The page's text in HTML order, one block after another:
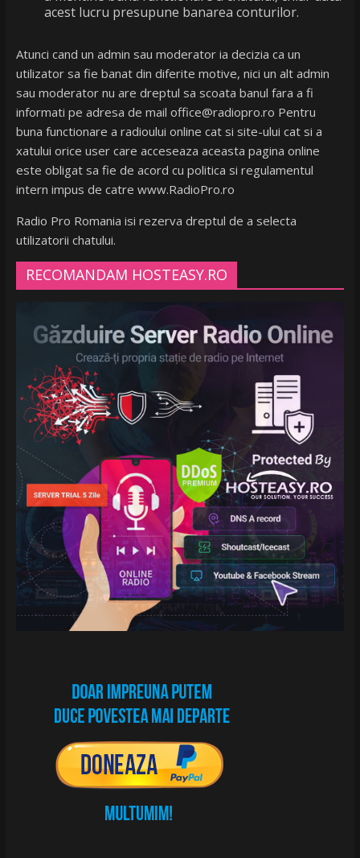
acest lucru presupune banarea conturilor.
Atunci cand un admin sau moderator ia decizia ca un
utilizator sa fie banat din diferite motive, nici un alt admin
sau moderator nu are dreptul sa scoata banul fara a fi
informati pe adresa de mail office@radiopro.ro Pentru
buna functionare a radioului online cat si site-ului cat si a
xatului orice user care acceseaza aceasta pagina online
este obligat sa fie de acord cu politica si regulamentul
intern impus de catre www.RadioPro.ro
Radio Pro Romania isi rezerva dreptul de a selecta
utilizatorii chatului.
RECOMANDAM HOSTEASY.RO